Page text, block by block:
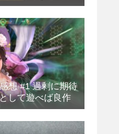
想 #1 過剰に期待
して遊べば良作